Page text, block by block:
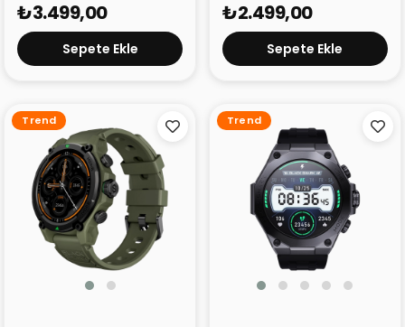
₺3.499,00
Sepete Ekle
₺2.499,00
Sepete Ekle
Trend Trend